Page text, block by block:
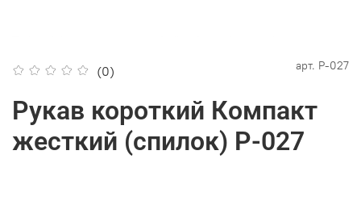
(0) арт. P-027
Рукав короткий Компакт
жесткий (спилок) Р-027